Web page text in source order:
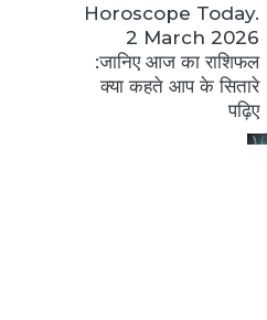
Horoscope Today.
2 March 2026
:जानिए आज का राशिफल
क्या कहते आप के सितारे
पढ़िए